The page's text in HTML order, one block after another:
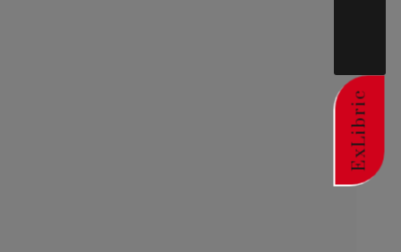
ExLibric